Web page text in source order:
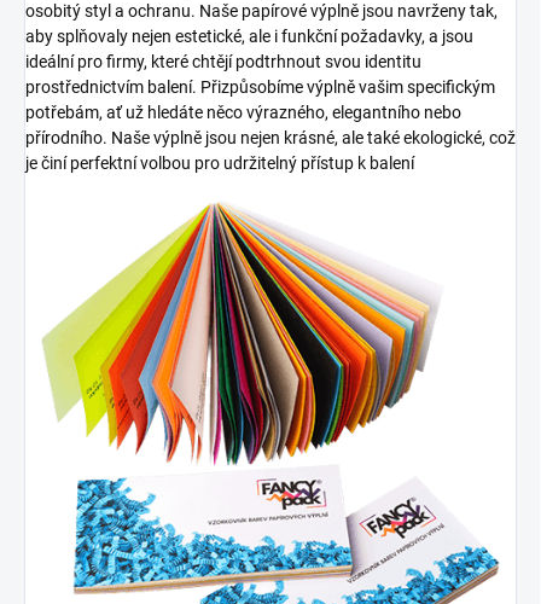
osobitý styl a ochranu. Naše papírové výplně jsou navrženy tak,
aby splňovaly nejen estetické, ale i funkční požadavky, a jsou
ideální pro firmy, které chtějí podtrhnout svou identitu
prostřednictvím balení. Přizpůsobíme výplně vašim specifickým
potřebám, ať už hledáte něco výrazného, elegantního nebo
přírodního. Naše výplně jsou nejen krásné, ale také ekologické, což
je činí perfektní volbou pro udržitelný přístup k balení